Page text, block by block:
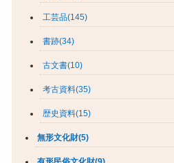
工芸品(145)
書跡(34)
古文書(10)
考古資料(35)
歴史資料(15)
無形文化財(5)